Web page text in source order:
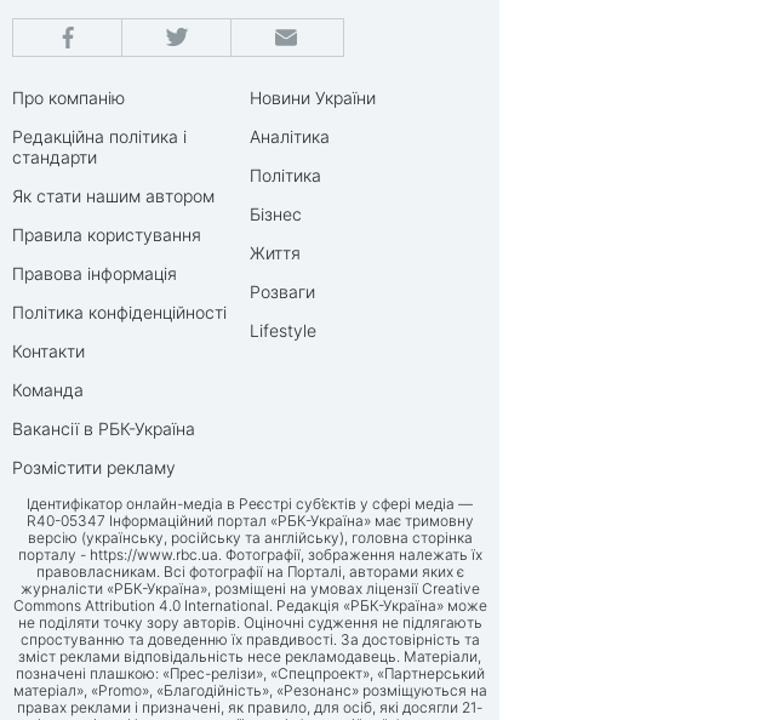
Про компанію
Редакційна політика і
стандарти
Як стати нашим автором
Правила користування
Правова інформація
Політика конфіденційності
Контакти
Команда
Вакансії в РБК-Україна
Розмістити рекламу
Новини України
Аналітика
Політика
Бізнес
Життя
Розваги
Lifestyle
Ідентифікатор онлайн-медіа в Реєстрі суб’єктів у сфері медіа —
R40-05347 Інформаційний портал «РБК-Україна» має тримовну
версію (українську, російську та англійську), головна сторінка
порталу - https://www.rbc.ua. Фотографії, зображення належать їх
правовласникам. Всі фотографії на Порталі, авторами яких є
журналісти «РБК-Україна», розміщені на умовах ліцензії Creative
Commons Attribution 4.0 International. Редакція «РБК-Україна» може
не поділяти точку зору авторів. Оціночні судження не підлягають
спростуванню та доведенню їх правдивості. За достовірність та
зміст реклами відповідальність несе рекламодавець. Матеріали,
позначені плашкою: «Прес-релізи», «Спецпроект», «Партнерський
матеріал», «Promo», «Благодійність», «Резонанс» розміщуються на
правах реклами і призначені, як правило, для осіб, які досягли 21-